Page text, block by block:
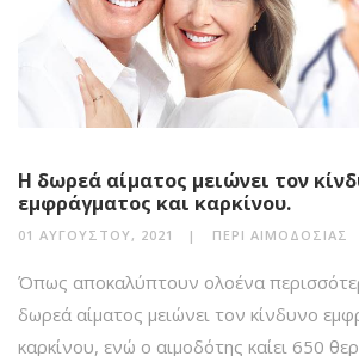
Η δωρεά αίματος μειώνει τον
εμφράγματος και καρκίνου.
01 ΑΥΓΟΎΣΤΟΥ, 2021 ΠΕΡΊ ΑΙΜΟΔΟΣΊΑΣ
Όπως αποκαλύπτουν ολοένα
δωρεά αίματος μειώνει τον κίνδυνο
καρκίνου, ενώ ο αιμοδότης καίει 650